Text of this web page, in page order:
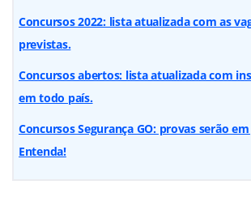
Concursos 2022: lista atualizada com as
previstas.
Concursos abertos: lista atualizada com
em todo país.
Concursos Segurança GO: provas serão
Entenda!